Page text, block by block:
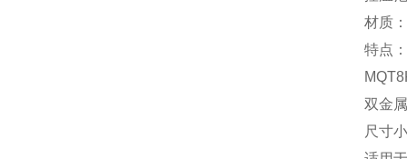
材质
特点
双金
尺寸